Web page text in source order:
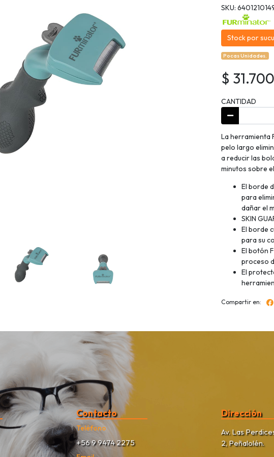
SKU:
Stock por
Pocas Unidades.
$ 31.700
CANTIDAD
La herramienta
pelo largo
a reducir las
minutos sobre
El borde
para
dañar el
SKIN
El borde
para su
El botón
proceso
El
Compartir en:
Contacto
Teléfono
+56 9 9474 2275
Dirección
Av. Las
2, Peñalolén.